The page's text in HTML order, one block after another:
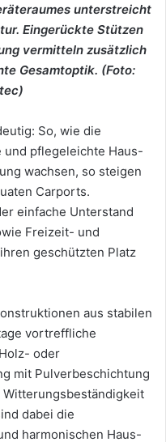
unterstreicht
Eingerückte Stützen
vermitteln zusätzlich
Gesamtoptik. (Foto:
So, wie die
und pflegeleichte Haus-
wachsen, so steigen
Carports.
einfache Unterstand
Freizeit- und
geschützten Platz
aus stabilen
vortreffliche
oder
mit Pulverbeschichtung
dabei die
harmonischen Haus-